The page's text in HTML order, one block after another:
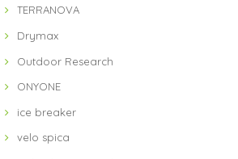
TERRANOVA
Drymax
Outdoor Research
ONYONE
ice breaker
velo spica